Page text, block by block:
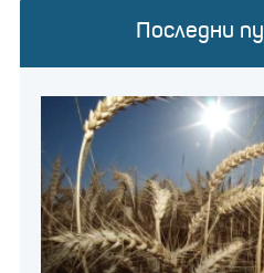
Последни